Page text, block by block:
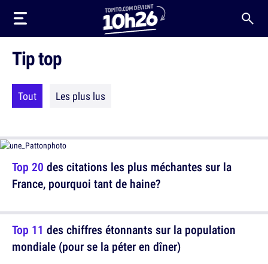
Tip top
Tout Les plus lus
Top 20 des citations les plus méchantes sur la
France, pourquoi tant de haine?
Top 11 des chiffres étonnants sur la population
mondiale (pour se la péter en dîner)